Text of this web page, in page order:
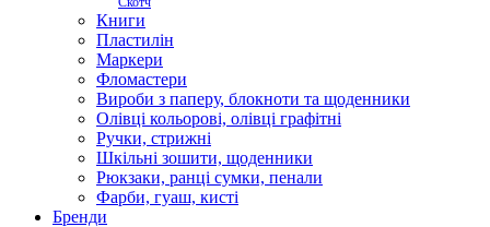
Книги
Пластилін
Маркери
Фломастери
Вироби з паперу, блокноти та щоденники
Олівці кольорові, олівці графітні
Ручки, стрижні
Шкільні зошити, щоденники
Рюкзаки, ранці сумки, пенали
Фарби, гуаш, кисті
Бренди